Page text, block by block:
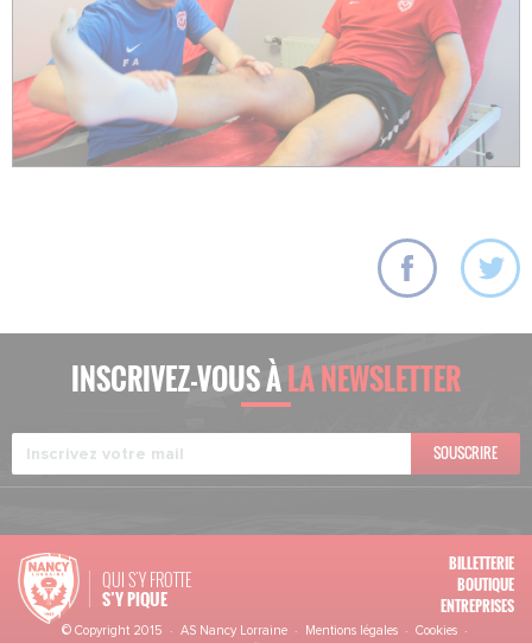
INSCRIVEZ-VOUS ÀLA NEWSLETTER
SOUSCRIRE
QUI S'Y FROTTE
S’Y PIQUE
BILLETTERIE
BOUTIQUE
ENTREPRISES
© Copyright 2015 · AS Nancy Lorraine · Mentions légales· Cookies·